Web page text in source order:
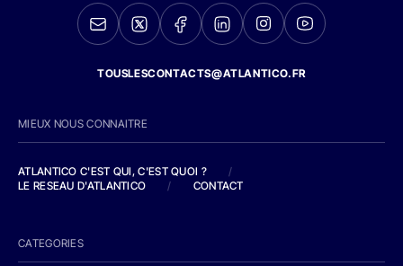
TOUSLESCONTACTS@ATLANTICO.FR
MIEUX NOUS CONNAITRE
ATLANTICO C'EST QUI, C'EST QUOI ?
/
LE RESEAU D'ATLANTICO
/ CONTACT
CATEGORIES